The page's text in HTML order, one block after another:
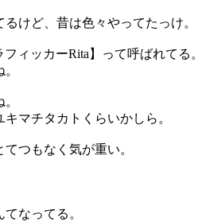
けど、昔は色々やってたっけ。
ィッカーRita】って呼ばれてる。
マチタカトくらいかしら。
つもなく気が重い。
なってる。